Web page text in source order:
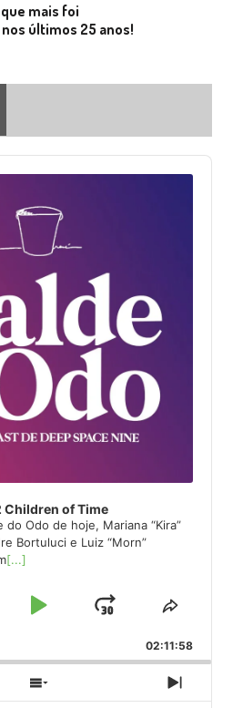
mais foi
últimos 25 anos!
Children of Time
Odo de hoje, Mariana “Kira”
Bortuluci e Luiz “Morn”
[...]
Play
Jump
Forward
Share
Episode
02:11:58
Show
Next